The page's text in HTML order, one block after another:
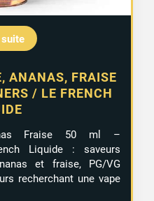
suite
ANANAS, FRAISE
/ LE FRENCH
Fraise 50 ml –
Liquide : saveurs
et fraise, PG/VG
recherchant une vape